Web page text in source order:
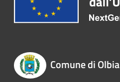
Comune di Olbia